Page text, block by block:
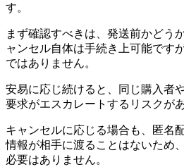
す。
まず確認すべきは、発送前かどう
ャンセル自体は手続き上可能です
ではありません。
安易に応じ続けると、同じ購入者
要求がエスカレートするリスクが
キャンセルに応じる場合も、匿名
情報が相手に渡ることはないため
必要はありません。